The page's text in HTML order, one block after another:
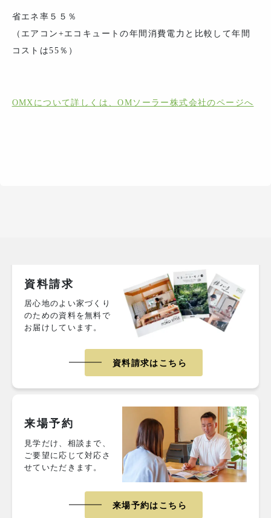
省エネ率５５％
（エアコン+エコキュートの年間消費電力と比較して年間
コストは55％）
OMXについて詳しくは、OMソーラー株式会社のページへ
資料請求
居心地のよい家づくり
のための資料を無料で
お届けしています。
資料請求はこちら
来場予約
見学だけ、相談まで、
ご要望に応じて対応さ
せていただきます。
来場予約はこちら